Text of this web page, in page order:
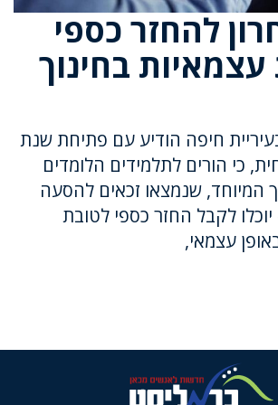
להחזר כספי
בחינוך
חיפה הודיע עם פתיחת שנת
כי הורים לתלמידים הלומדים
המיוחד, שנמצאו זכאים להסעה
יוכלו לקבל החזר כספי לטובת
עצמאי,